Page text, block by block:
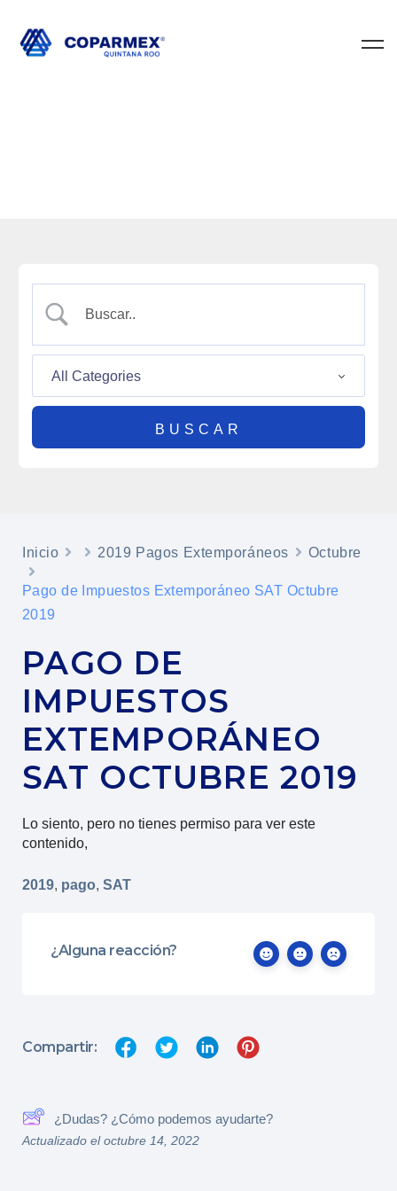
Inicio 2019 Pagos Extemporáneos Octubre
Pago de Impuestos Extemporáneo SAT Octubre
2019
PAGO DE
IMPUESTOS
EXTEMPORÁNEO
SAT OCTUBRE 2019
Lo siento, pero no tienes permiso para ver este
contenido,
2019, pago, SAT
¿Alguna reacción?
Compartir:
¿Dudas? ¿Cómo podemos ayudarte?
Actualizado el octubre 14, 2022